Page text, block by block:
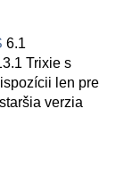
6.1
Trixie s
len pre
verzia